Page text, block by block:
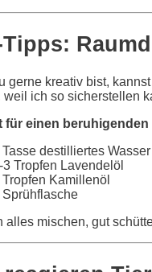
Tipps:
gerne kreativ bist,
weil ich so sicherstellen
für einen
Tasse destilliertes Wasser
3 Tropfen Lavendelöl
Tropfen Kamillenöl
Sprühflasche
alles mischen, gut